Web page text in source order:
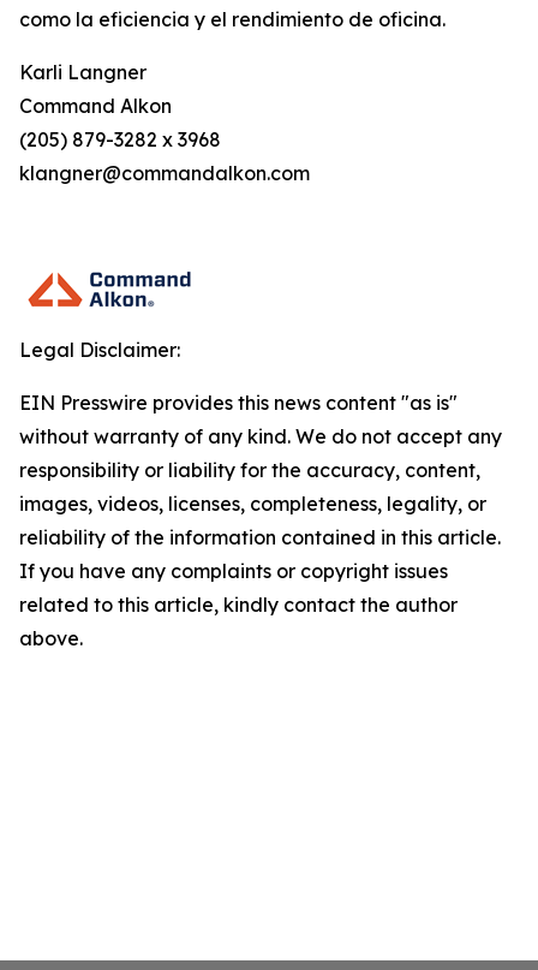
como la eficiencia y el rendimiento de oficina.
Karli Langner
Command Alkon
(205) 879-3282 x 3968
klangner@commandalkon.com
Legal Disclaimer:
EIN Presswire provides this news content "as is"
without warranty of any kind. We do not accept any
responsibility or liability for the accuracy, content,
images, videos, licenses, completeness, legality, or
reliability of the information contained in this article.
If you have any complaints or copyright issues
related to this article, kindly contact the author
above.